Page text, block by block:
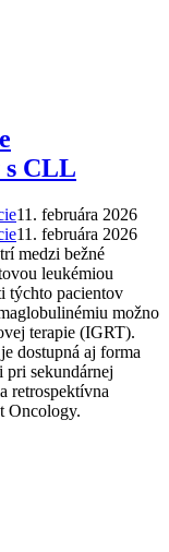
s CLL
11. februára 2026
11. februára 2026
medzi bežné
leukémiou
týchto pacientov
možno
terapie (IGRT).
dostupná aj forma
pri sekundárnej
retrospektívna
Oncology.